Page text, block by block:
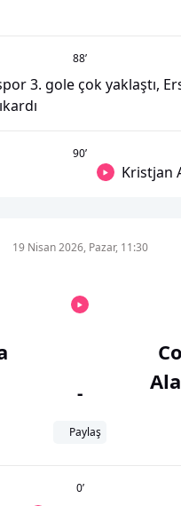
88’
3. gole çok yaklaştı,
90’
Kristjan
19 Nisan 2026, Pazar, 11:30
-
Paylaş
0’